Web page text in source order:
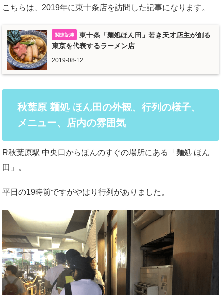
こちらは、2019年に東十条店を訪問した記事になります。
東十条「麺処ほん田」若き天才店主が創る
東京を代表するラーメン店
2019-08-12
秋葉原 麺処 ほん田の外観、行列の様子、
メニュー、店内の雰囲気
R秋葉原駅 中央口からほんのすぐの場所にある「麺処 ほん
田」。
平日の19時前ですがやはり行列がありました。